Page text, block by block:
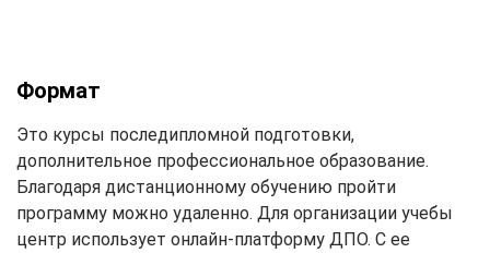
Формат
Это курсы последипломной подготовки,
дополнительное профессиональное образование.
Благодаря дистанционному обучению пройти
программу можно удаленно. Для организации учебы
центр использует онлайн-платформу ДПО. С ее